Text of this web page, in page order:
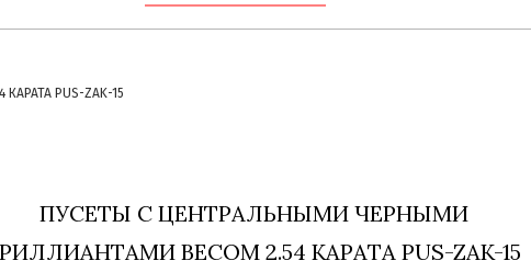
PUS-ZAK-15
ПУСЕТЫ С ЦЕНТРАЛЬНЫМИ ЧЕРНЫМИ
ВЕСОМ 2.54 КАРАТА PUS-ZAK-15